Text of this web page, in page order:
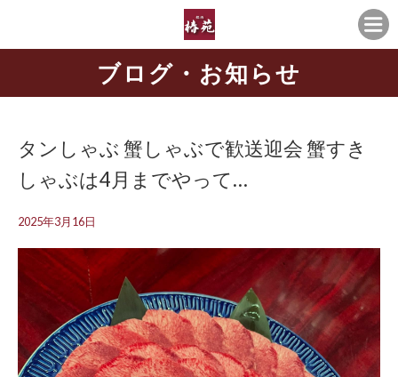
ブログ・お知らせ
タンしゃぶ 蟹しゃぶで歓送迎会 蟹すき
しゃぶは4月までやって…
2025年3月16日